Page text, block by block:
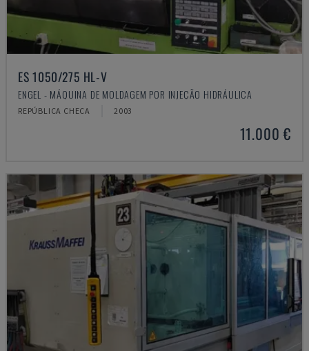
ES 1050/275 HL-V
ENGEL - MÁQUINA DE MOLDAGEM POR INJEÇÃO HIDRÁULICA
REPÚBLICA CHECA 2003
11.000 €